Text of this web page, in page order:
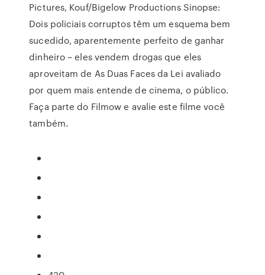
Pictures, Kouf/Bigelow Productions Sinopse:
Dois policiais corruptos têm um esquema bem
sucedido, aparentemente perfeito de ganhar
dinheiro – eles vendem drogas que eles
aproveitam de As Duas Faces da Lei avaliado
por quem mais entende de cinema, o público.
Faça parte do Filmow e avalie este filme você
também.